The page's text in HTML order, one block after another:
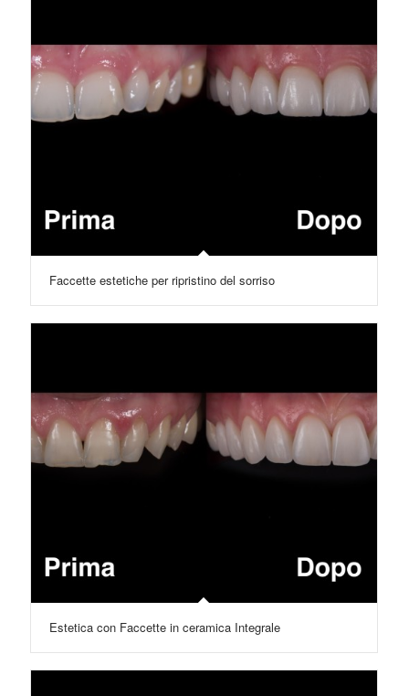
Faccette estetiche per ripristino del sorriso
Estetica con Faccette in ceramica Integrale